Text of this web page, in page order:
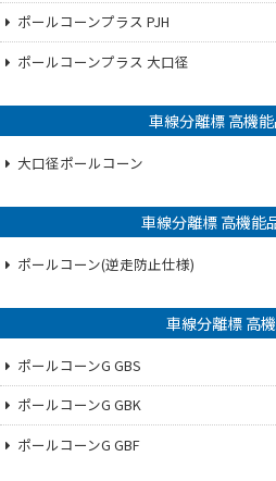
ポールコーンプラス PJH
ポールコーンプラス 大口径
車線分離標 高機
大口径ポールコーン
車線分離標 高機能
ポールコーン(逆走防止仕様)
車線分離標 高
ポールコーンG GBS
ポールコーンG GBK
ポールコーンG GBF